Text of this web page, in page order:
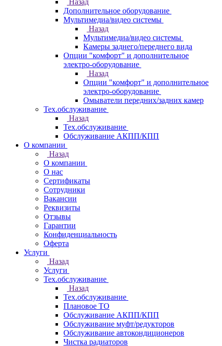
Назад
Дополнительное оборудование
Мультимедиа/видео системы
Назад
Мультимедиа/видео системы
Камеры заднего/переднего вида
Опции "комфорт" и дополнительное
электро-оборудование
Назад
Опции "комфорт" и дополнительное
электро-оборудование
Омыватели передних/задних камер
Тех.обслуживание
Назад
Тех.обслуживание
Обслуживание АКПП/КПП
О компании
Назад
О компании
О нас
Сертификаты
Сотрудники
Вакансии
Реквизиты
Отзывы
Гарантии
Конфиденциальность
Оферта
Услуги
Назад
Услуги
Тех.обслуживание
Назад
Тех.обслуживание
Плановое ТО
Обслуживание АКПП/КПП
Обслуживание муфт/редукторов
Обслуживание автокондиционеров
Чистка радиаторов